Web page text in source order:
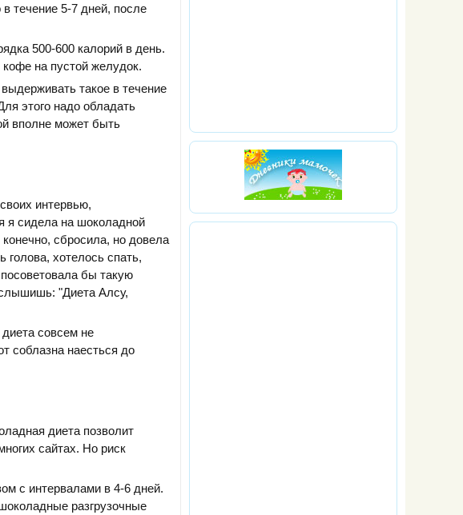
течение 5-7 дней, после
500-600 калорий в день.
на пустой желудок.
такое в течение
этого надо обладать
вполне может быть
интервью,
я сидела на шоколадной
сбросила, но довела
голова, хотелось спать,
бы такую
"Диета Алсу,
совсем не
соблазна наесться до
диета позволит
сайтах. Но риск
с интервалами в 4-6 дней.
разгрузочные